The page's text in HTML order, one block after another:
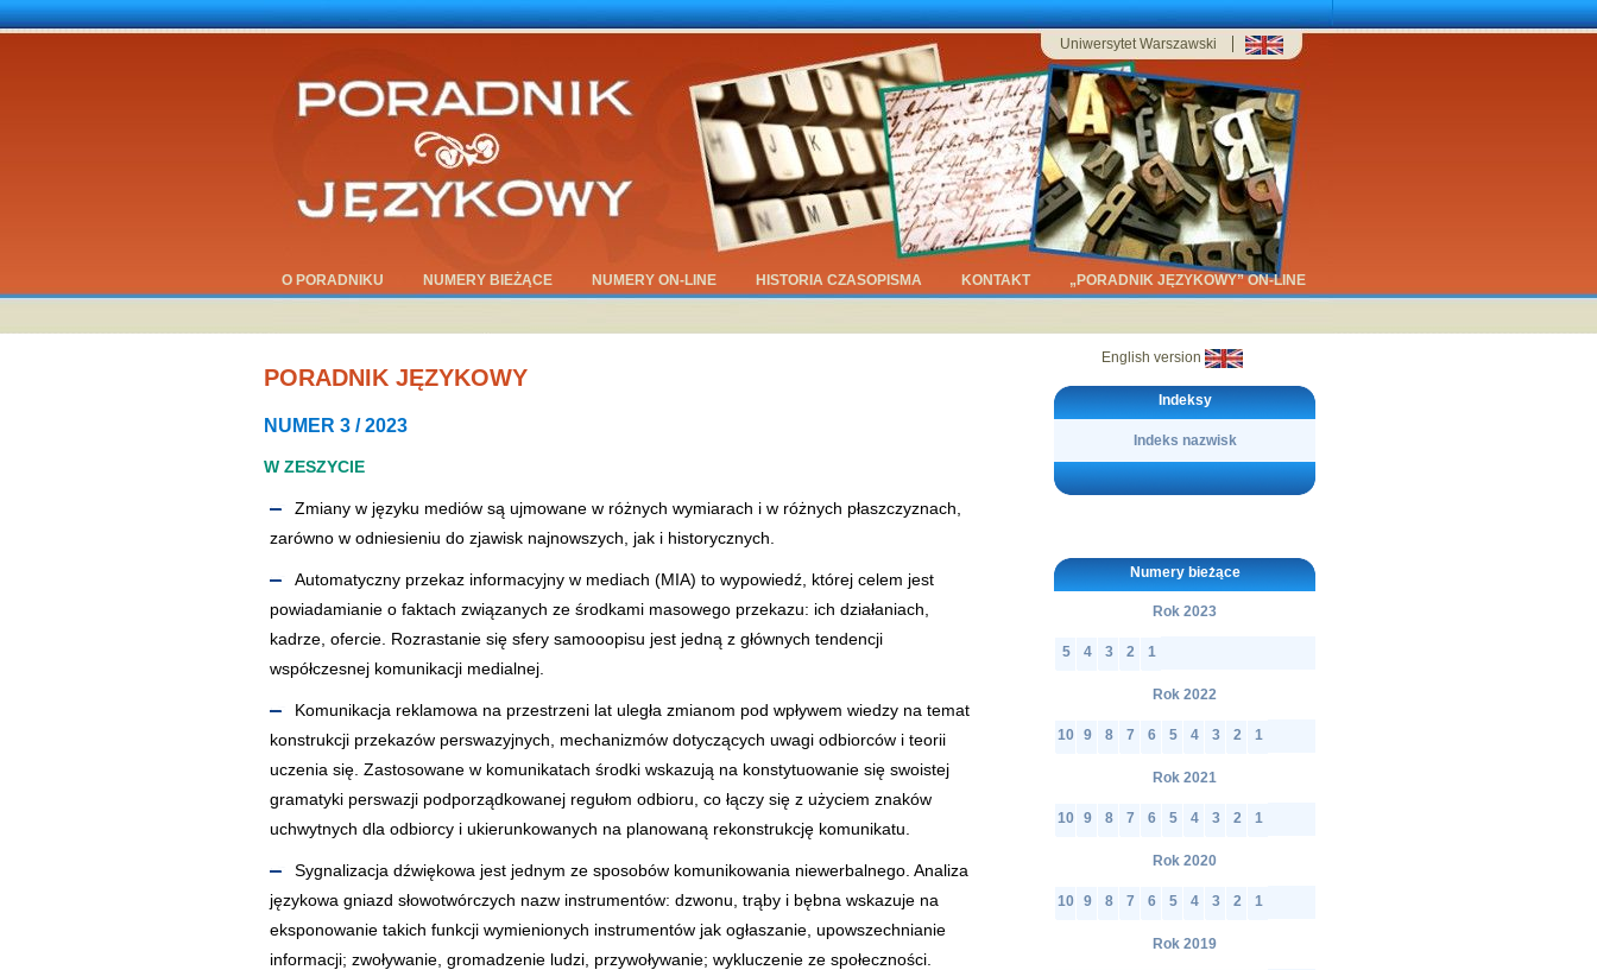
Uniwersytet Warszawski
O PORADNIKU NUMERY BIEŻĄCE NUMERY ON-LINE HISTORIA CZASOPISMA KONTAKT „PORADNIK JĘZYKOWY” ON-LINE
PORADNIK JĘZYKOWY
NUMER 3 / 2023
W ZESZYCIE
Zmiany w języku mediów są ujmowane w różnych wymiarach i w różnych płaszczyznach,
zarówno w odniesieniu do zjawisk najnowszych, jak i historycznych.
Automatyczny przekaz informacyjny w mediach (MIA) to wypowiedź, której celem jest
powiadamianie o faktach związanych ze środkami masowego przekazu: ich działaniach,
kadrze, ofercie. Rozrastanie się sfery samooopisu jest jedną z głównych tendencji
współczesnej komunikacji medialnej.
Komunikacja reklamowa na przestrzeni lat uległa zmianom pod wpływem wiedzy na temat
konstrukcji przekazów perswazyjnych, mechanizmów dotyczących uwagi odbiorców i teorii
uczenia się. Zastosowane w komunikatach środki wskazują na konstytuowanie się swoistej
gramatyki perswazji podporządkowanej regułom odbioru, co łączy się z użyciem znaków
uchwytnych dla odbiorcy i ukierunkowanych na planowaną rekonstrukcję komunikatu.
Sygnalizacja dźwiękowa jest jednym ze sposobów komunikowania niewerbalnego. Analiza
językowa gniazd słowotwórczych nazw instrumentów: dzwonu, trąby i bębna wskazuje na
eksponowanie takich funkcji wymienionych instrumentów jak ogłaszanie, upowszechnianie
informacji; zwoływanie, gromadzenie ludzi, przywoływanie; wykluczenie ze społeczności.
English version
Indeksy
Indeks nazwisk
Numery bieżące
Rok 2023
5 4 3 2 1
Rok 2022
10 9 8 7 6 5 4 3 2 1
Rok 2021
10 9 8 7 6 5 4 3 2 1
Rok 2020
10 9 8 7 6 5 4 3 2 1
Rok 2019